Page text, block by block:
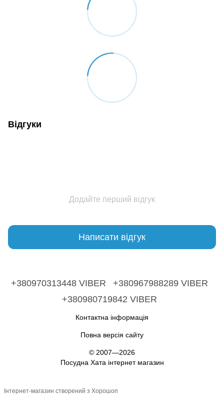
Відгуки
Додайте перший відгук
Написати відгук
+380970313448 VIBER
+380967988289 VIBER
+380980719842 VIBER
Контактна інформація
Повна версія сайту
© 2007—2026
Посудна Хата інтернет магазин
Інтернет-магазин створений з Хорошоп